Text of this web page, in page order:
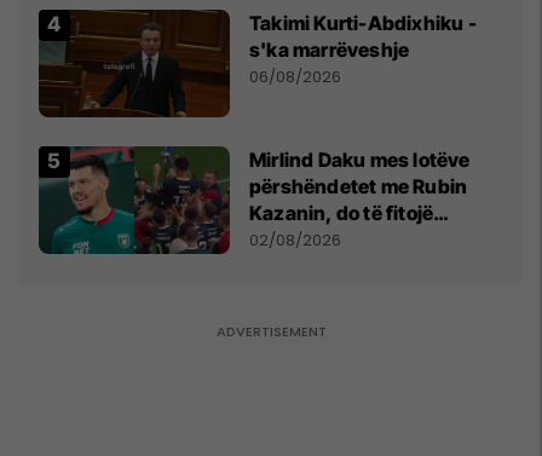
Takimi Kurti-Abdixhiku -
s'ka marrëveshje
06/08/2026
Mirlind Daku mes lotëve
përshëndetet me Rubin
Kazanin, do të fitojë
miliona te Spartak Moska
02/08/2026